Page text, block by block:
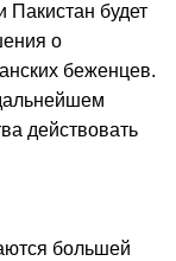
Пакистан будет
о
беженцев.
действовать
большей